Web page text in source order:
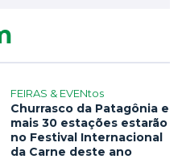
FEIRAS & EVENtos
Churrasco da Patagônia e
mais 30 estações estarão
no Festival Internacional
da Carne deste ano